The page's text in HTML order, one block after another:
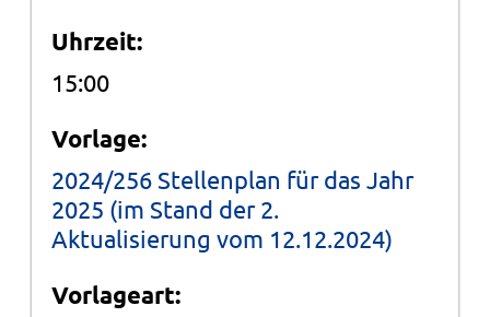
Uhrzeit:
15:00
Vorlage:
2024/256 Stellenplan für das Jahr
2025 (im Stand der 2.
Aktualisierung vom 12.12.2024)
Vorlageart: